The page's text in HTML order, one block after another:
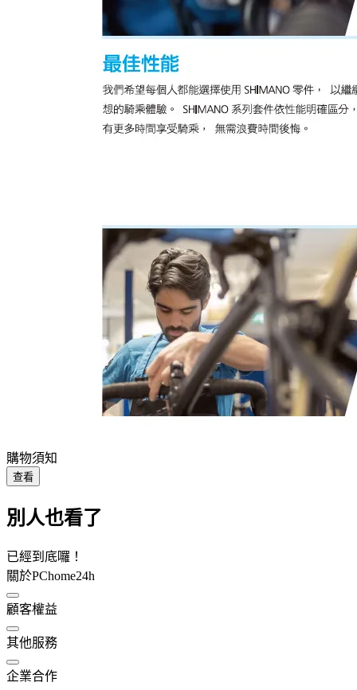
購物須知
查看
別人也看了
已經到底囉！
關於PChome24h
顧客權益
其他服務
企業合作